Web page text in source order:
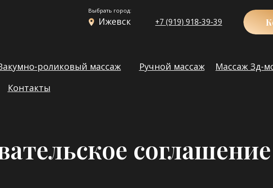
Консультация
+7 (919) 918-39-39
Ижевск
Выбрать город:
соглашение